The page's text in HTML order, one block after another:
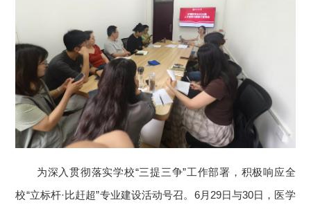
为深入贯彻落实学校“三提三争”工作部署，积极响应全
校“立标杆·比赶超”专业建设活动号召。6月29日与30日，医学